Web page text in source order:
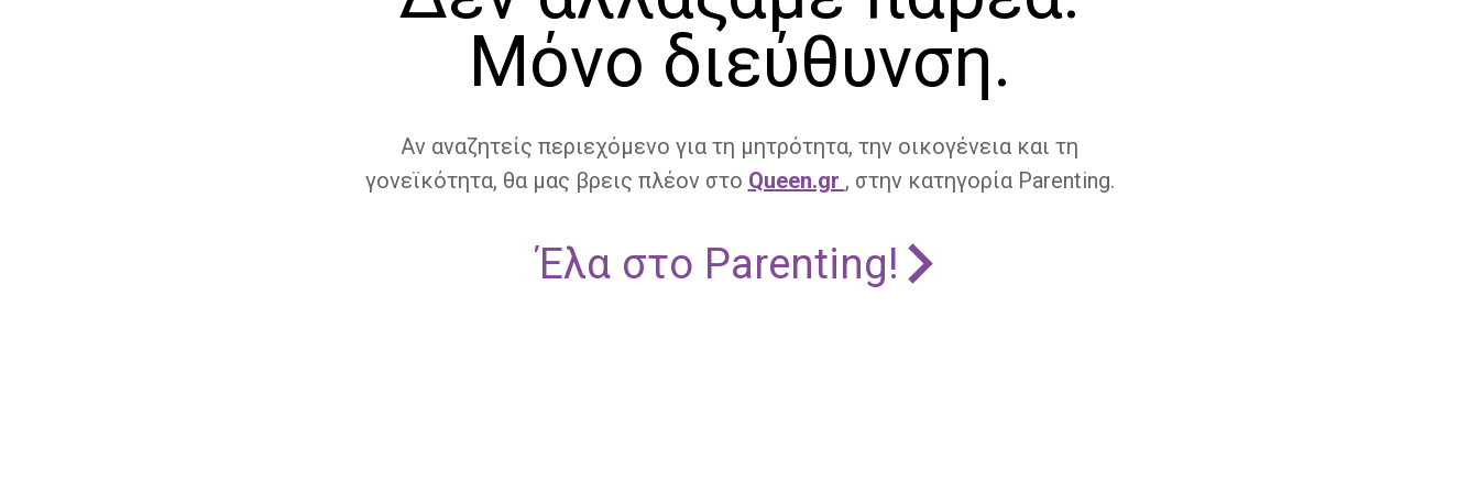
Μόνο διεύθυνση.
Αν αναζητείς περιεχόμενο για τη μητρότητα, την οικογένεια και τη
γονεϊκότητα, θα μας βρεις πλέον στο Queen.gr , στην κατηγορία Parenting.
Έλα στο Parenting!